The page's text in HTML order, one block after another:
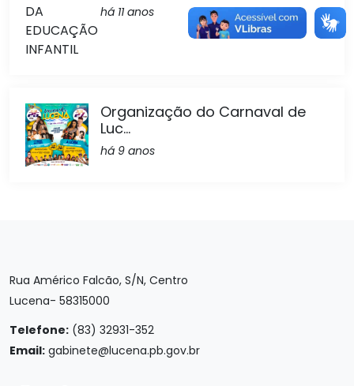
há 11 anos
Organização do Carnaval de
Luc...
há 9 anos
Rua Américo Falcão, S/N, Centro
Lucena- 58315000
Telefone: (83) 32931-352
Email: gabinete@lucena.pb.gov.br